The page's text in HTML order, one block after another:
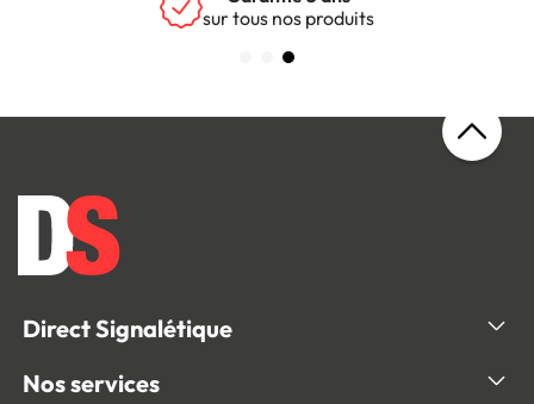
sur tous nos produits
Direct Signalétique
Nos services